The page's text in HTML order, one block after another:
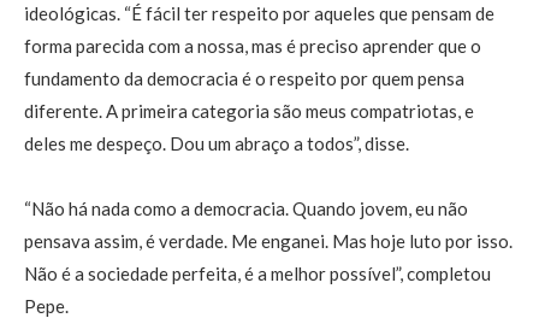
ideológicas. “É fácil ter respeito por aqueles que pensam de
forma parecida com a nossa, mas é preciso aprender que o
fundamento da democracia é o respeito por quem pensa
diferente. A primeira categoria são meus compatriotas, e
deles me despeço. Dou um abraço a todos”, disse.
“Não há nada como a democracia. Quando jovem, eu não
pensava assim, é verdade. Me enganei. Mas hoje luto por isso.
Não é a sociedade perfeita, é a melhor possível”, completou
Pepe.